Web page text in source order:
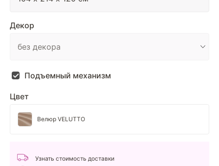
Декор
Подъемный механизм
Цвет
Велюр VELUTTO
Узнать стоимость доставки